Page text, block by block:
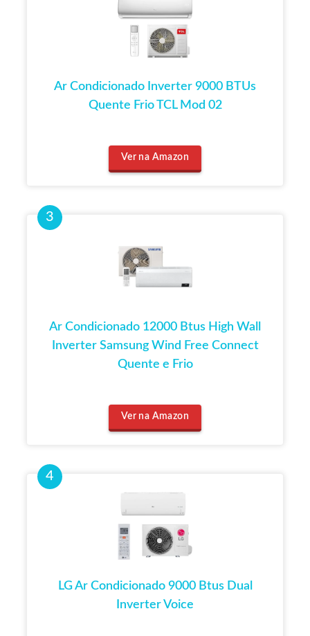
Ar Condicionado Inverter 9000 BTUs
Quente Frio TCL Mod 02
Ver na Amazon
Ar Condicionado 12000 Btus High Wall
Inverter Samsung Wind Free Connect
Quente e Frio
Ver na Amazon
LG Ar Condicionado 9000 Btus Dual
Inverter Voice